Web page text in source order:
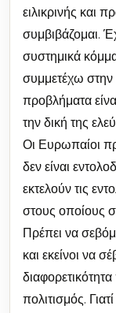
ειλικρινής και
συμβιβάζομαι.
συστημικά
συμμετέχω στην
προβλήματα
την δική της
Οι Ευρωπαίοι
δεν είναι
εκτελούν τις
στους οποίους
Πρέπει να
και εκείνοι να
πολιτισμός.